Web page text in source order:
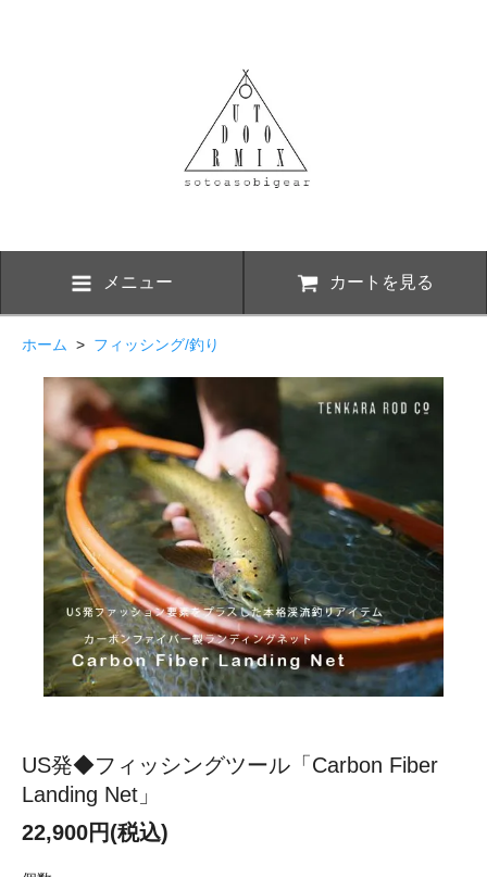
メニュー カートを見る
ホーム > フィッシング/釣り
US発◆フィッシングツール「Carbon Fiber
Landing Net」
22,900円(税込)